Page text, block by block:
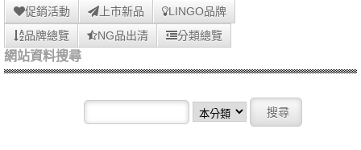
促銷活動 上市新品
LINGO品牌
品牌總覽
NG品出清 分類總覽
網站資料搜尋